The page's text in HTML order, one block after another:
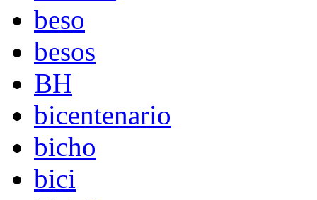
beso
besos
BH
bicentenario
bicho
bici